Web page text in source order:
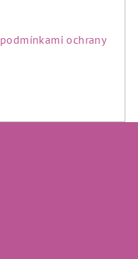
podmínkami ochrany